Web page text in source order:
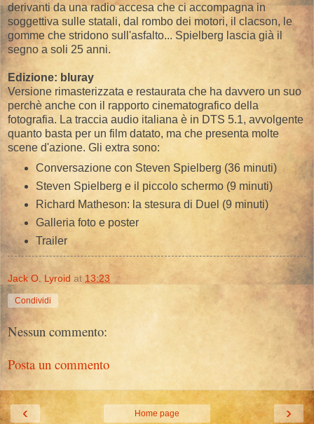
derivanti da una radio accesa che ci accompagna in
soggettiva sulle statali, dal rombo dei motori, il clacson, le
gomme che stridono sull'asfalto... Spielberg lascia già il
segno a soli 25 anni.
Edizione: bluray
Versione rimasterizzata e restaurata che ha davvero un suo
perchè anche con il rapporto cinematografico della
fotografia. La traccia audio italiana è in DTS 5.1, avvolgente
quanto basta per un film datato, ma che presenta molte
scene d'azione. Gli extra sono:
Conversazione con Steven Spielberg (36 minuti)
Steven Spielberg e il piccolo schermo (9 minuti)
Richard Matheson: la stesura di Duel (9 minuti)
Galleria foto e poster
Trailer
Jack O. Lyroid at 13:23
Condividi
Nessun commento:
Posta un commento
‹ ›
Home page